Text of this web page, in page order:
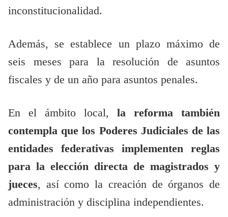
inconstitucionalidad.
Además, se establece un plazo máximo de
seis meses para la resolución de asuntos
fiscales y de un año para asuntos penales.
En el ámbito local, la reforma también
contempla que los Poderes Judiciales de las
entidades federativas implementen reglas
para la elección directa de magistrados y
jueces, así como la creación de órganos de
administración y disciplina independientes.